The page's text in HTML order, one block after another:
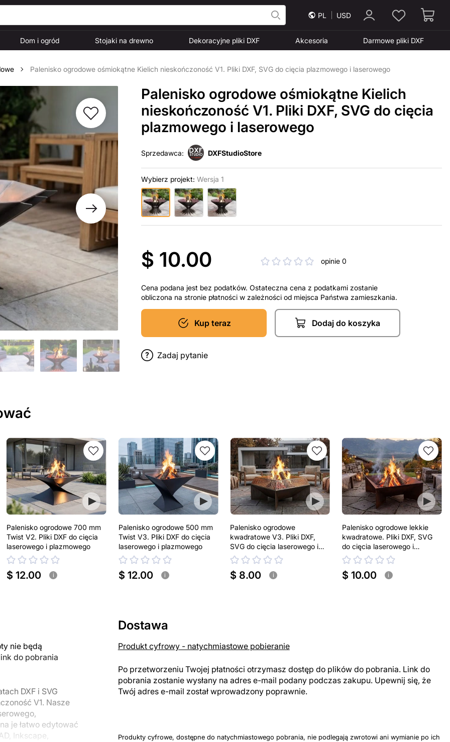
PL USD
Dom i ogród Stojaki na drewno Dekoracyjne pliki DXF Akcesoria Darmowe pliki DXF
Palenisko ogrodowe ośmiokątne Kielich nieskończoność V1. Pliki DXF, SVG do cięcia plazmowego i laserowego
Palenisko ogrodowe ośmiokątne Kielich
nieskończoność V1. Pliki DXF, SVG do cięcia
plazmowego i laserowego
Sprzedawca: DXFStudioStore
Wybierz projekt: Wersja 1
$ 10.00 opinie 0
Cena podana jest bez podatków. Ostateczna cena z podatkami zostanie
obliczona na stronie płatności w zależności od miejsca Państwa zamieszkania.
Kup teraz Dodaj do koszyka
Zadaj pytanie
Palenisko ogrodowe 700 mm
Twist V2. Pliki DXF do cięcia
laserowego i plazmowego
$ 12.00 i
Palenisko ogrodowe 500 mm
Twist V3. Pliki DXF do cięcia
laserowego i plazmowego
$ 12.00 i
Palenisko ogrodowe
kwadratowe V3. Pliki DXF,
SVG do cięcia laserowego i
plazmowego
$ 8.00 i
Palenisko ogrodowe lekkie
kwadratowe. Pliki DXF, SVG
do cięcia laserowego i
plazmowego
$ 10.00 i
nie będą
do pobrania
DXF i SVG
V1. Nasze
je łatwo edytować
Inkscape,
Dostawa
Produkt cyfrowy - natychmiastowe pobieranie
Po przetworzeniu Twojej płatności otrzymasz dostęp do plików do pobrania. Link do
pobrania zostanie wysłany na adres e-mail podany podczas zakupu. Upewnij się, że
Twój adres e-mail został wprowadzony poprawnie.
Produkty cyfrowe, dostępne do natychmiastowego pobrania, nie podlegają zwrotowi ani wymianie po ich